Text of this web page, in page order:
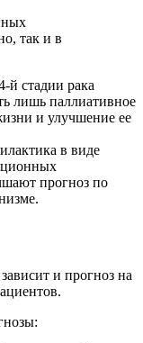
так и в
й стадии рака
лишь паллиативное
и улучшение ее
в виде
прогноз по
и прогноз на